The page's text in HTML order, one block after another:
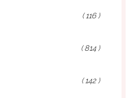
( 116 )
( 814 )
( 142 )